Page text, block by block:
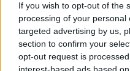
If you wish to opt-out of the
processing of your
targeted advertising by us,
section to confirm your
opt-out request is
finalmente si
muro di cemento
fidanzato di Chiara.
pensare che una
base di indizi e